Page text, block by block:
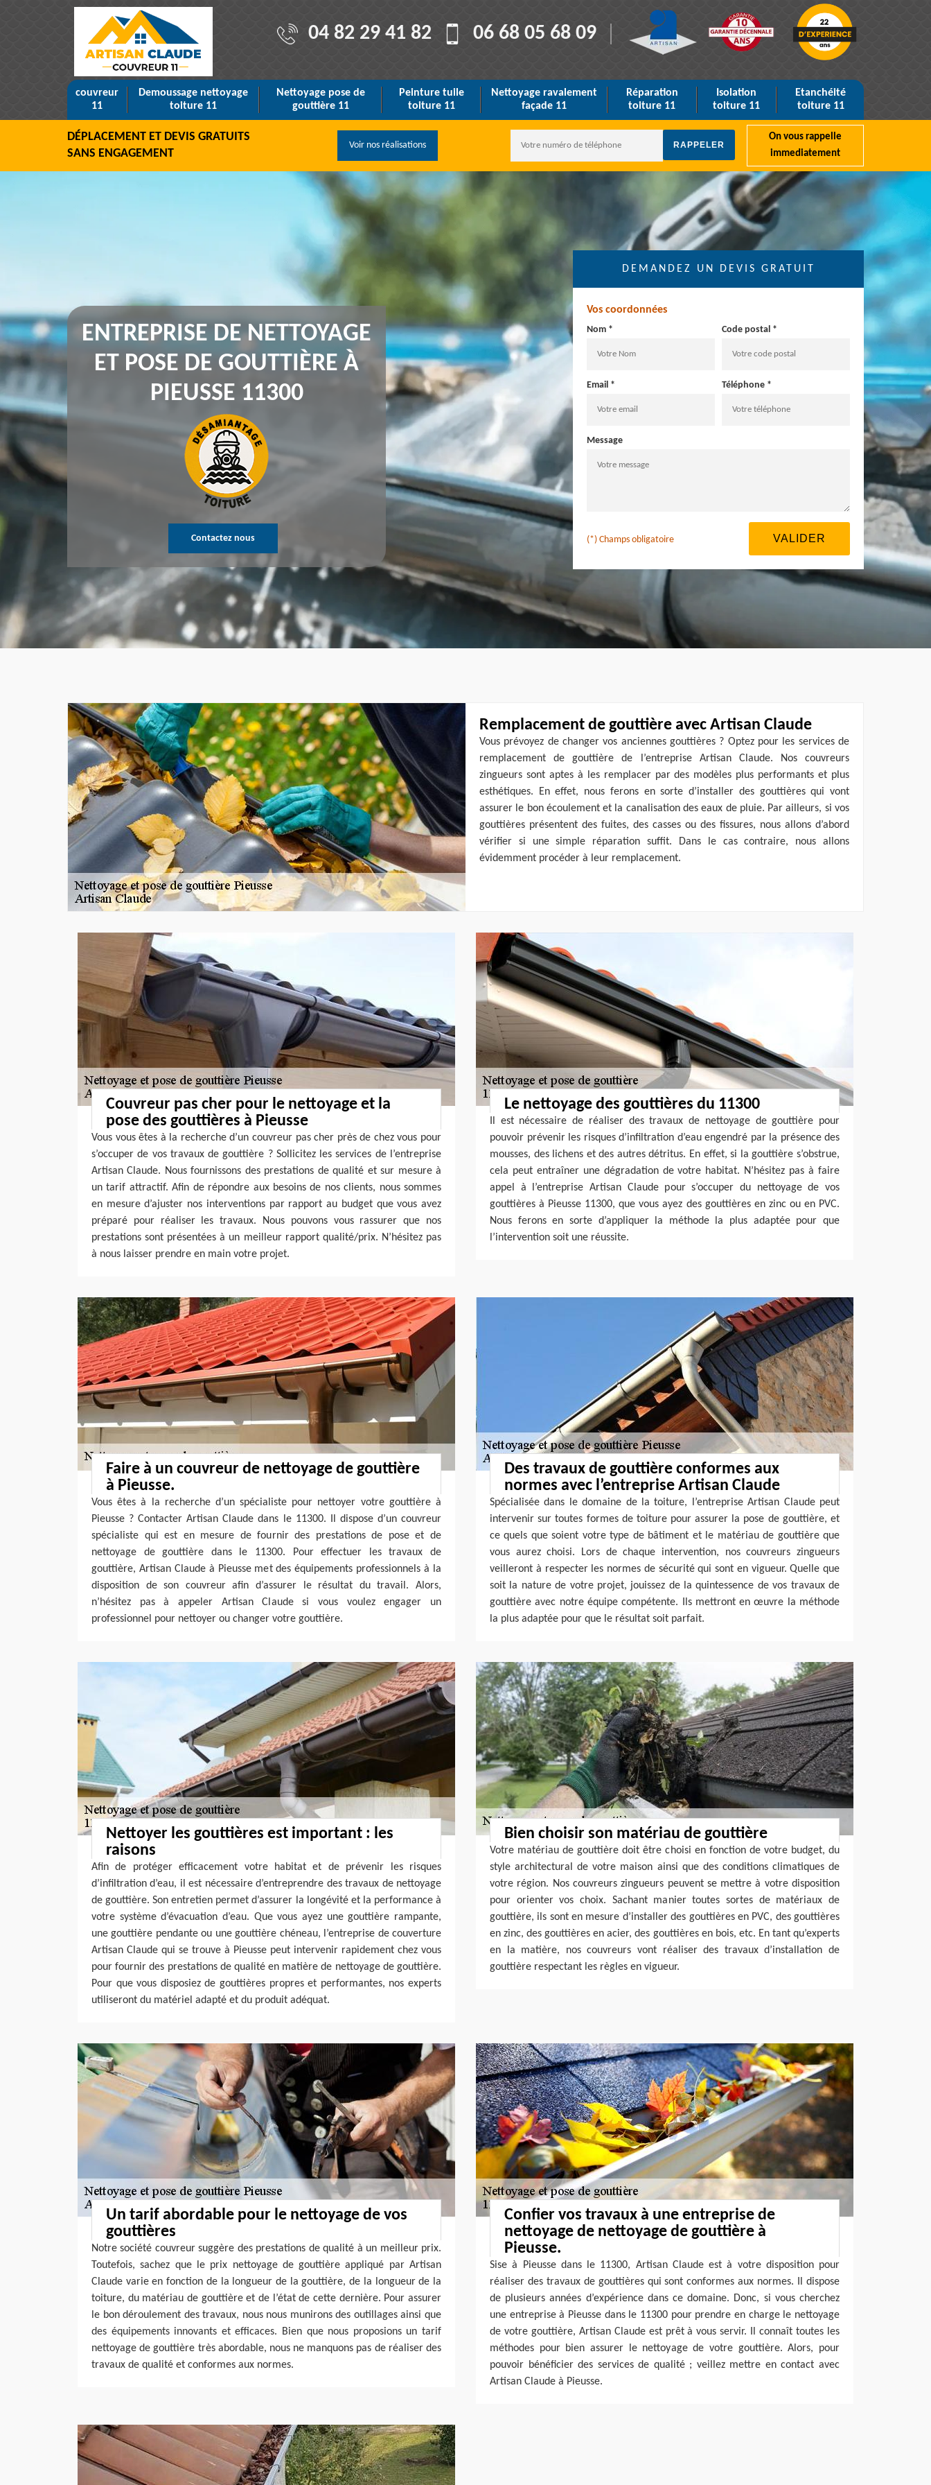
04 82 29 41 82 06 68 05 68 09
couvreur
11
Demoussage nettoyage
toiture 11
Nettoyage pose de
gouttière 11
Peinture tuile
toiture 11
Nettoyage ravalement
façade 11
Réparation
toiture 11
Isolation
toiture 11
Etanchéité
toiture 11
DÉPLACEMENT ET DEVIS GRATUITS
SANS ENGAGEMENT
Voir nos réalisations
On vous rappelle
immediatement
ENTREPRISE DE NETTOYAGE
ET POSE DE GOUTTIÈRE À
PIEUSSE 11300
Contactez nous
DEMANDEZ UN DEVIS GRATUIT
Vos coordonnées
Nom * Code postal *
Email * Téléphone *
Message
(*) Champs obligatoire
Remplacement de gouttière avec Artisan Claude
Vous prévoyez de changer vos anciennes gouttières ? Optez pour les services de
remplacement de gouttière de l’entreprise Artisan Claude. Nos couvreurs
zingueurs sont aptes à les remplacer par des modèles plus performants et plus
esthétiques. En effet, nous ferons en sorte d’installer des gouttières qui vont
assurer le bon écoulement et la canalisation des eaux de pluie. Par ailleurs, si vos
gouttières présentent des fuites, des casses ou des fissures, nous allons d’abord
vérifier si une simple réparation suffit. Dans le cas contraire, nous allons
évidemment procéder à leur remplacement.
Couvreur pas cher pour le nettoyage et la
pose des gouttières à Pieusse
Vous vous êtes à la recherche d’un couvreur pas cher près de chez vous pour
s’occuper de vos travaux de gouttière ? Sollicitez les services de l’entreprise
Artisan Claude. Nous fournissons des prestations de qualité et sur mesure à
un tarif attractif. Afin de répondre aux besoins de nos clients, nous sommes
en mesure d’ajuster nos interventions par rapport au budget que vous avez
préparé pour réaliser les travaux. Nous pouvons vous rassurer que nos
prestations sont présentées à un meilleur rapport qualité/prix. N’hésitez pas
à nous laisser prendre en main votre projet.
Le nettoyage des gouttières du 11300
Il est nécessaire de réaliser des travaux de nettoyage de gouttière pour
pouvoir prévenir les risques d’infiltration d’eau engendré par la présence des
mousses, des lichens et des autres détritus. En effet, si la gouttière s’obstrue,
cela peut entraîner une dégradation de votre habitat. N’hésitez pas à faire
appel à l’entreprise Artisan Claude pour s’occuper du nettoyage de vos
gouttières à Pieusse 11300, que vous ayez des gouttières en zinc ou en PVC.
Nous ferons en sorte d’appliquer la méthode la plus adaptée pour que
l’intervention soit une réussite.
Faire à un couvreur de nettoyage de gouttière
à Pieusse.
Vous êtes à la recherche d’un spécialiste pour nettoyer votre gouttière à
Pieusse ? Contacter Artisan Claude dans le 11300. Il dispose d’un couvreur
spécialiste qui est en mesure de fournir des prestations de pose et de
nettoyage de gouttière dans le 11300. Pour effectuer les travaux de
gouttière, Artisan Claude à Pieusse met des équipements professionnels à la
disposition de son couvreur afin d’assurer le résultat du travail. Alors,
n’hésitez pas à appeler Artisan Claude si vous voulez engager un
professionnel pour nettoyer ou changer votre gouttière.
Des travaux de gouttière conformes aux
normes avec l’entreprise Artisan Claude
Spécialisée dans le domaine de la toiture, l’entreprise Artisan Claude peut
intervenir sur toutes formes de toiture pour assurer la pose de gouttière, et
ce quels que soient votre type de bâtiment et le matériau de gouttière que
vous aurez choisi. Lors de chaque intervention, nos couvreurs zingueurs
veilleront à respecter les normes de sécurité qui sont en vigueur. Quelle que
soit la nature de votre projet, jouissez de la quintessence de vos travaux de
gouttière avec notre équipe compétente. Ils mettront en œuvre la méthode
la plus adaptée pour que le résultat soit parfait.
Nettoyer les gouttières est important : les
raisons
Afin de protéger efficacement votre habitat et de prévenir les risques
d’infiltration d’eau, il est nécessaire d’entreprendre des travaux de nettoyage
de gouttière. Son entretien permet d’assurer la longévité et la performance à
votre système d’évacuation d’eau. Que vous ayez une gouttière rampante,
une gouttière pendante ou une gouttière chéneau, l’entreprise de couverture
Artisan Claude qui se trouve à Pieusse peut intervenir rapidement chez vous
pour fournir des prestations de qualité en matière de nettoyage de gouttière.
Pour que vous disposiez de gouttières propres et performantes, nos experts
utiliseront du matériel adapté et du produit adéquat.
Bien choisir son matériau de gouttière
Votre matériau de gouttière doit être choisi en fonction de votre budget, du
style architectural de votre maison ainsi que des conditions climatiques de
votre région. Nos couvreurs zingueurs peuvent se mettre à votre disposition
pour orienter vos choix. Sachant manier toutes sortes de matériaux de
gouttière, ils sont en mesure d’installer des gouttières en PVC, des gouttières
en zinc, des gouttières en acier, des gouttières en bois, etc. En tant qu’experts
en la matière, nos couvreurs vont réaliser des travaux d’installation de
gouttière respectant les règles en vigueur.
Un tarif abordable pour le nettoyage de vos
gouttières
Notre société couvreur suggère des prestations de qualité à un meilleur prix.
Toutefois, sachez que le prix nettoyage de gouttière appliqué par Artisan
Claude varie en fonction de la longueur de la gouttière, de la longueur de la
toiture, du matériau de gouttière et de l’état de cette dernière. Pour assurer
le bon déroulement des travaux, nous nous munirons des outillages ainsi que
des équipements innovants et efficaces. Bien que nous proposions un tarif
nettoyage de gouttière très abordable, nous ne manquons pas de réaliser des
travaux de qualité et conformes aux normes.
Confier vos travaux à une entreprise de
nettoyage de nettoyage de gouttière à
Pieusse.
Sise à Pieusse dans le 11300, Artisan Claude est à votre disposition pour
réaliser des travaux de gouttières qui sont conformes aux normes. Il dispose
de plusieurs années d’expérience dans ce domaine. Donc, si vous cherchez
une entreprise à Pieusse dans le 11300 pour prendre en charge le nettoyage
de votre gouttière, Artisan Claude est prêt à vous servir. Il connaît toutes les
méthodes pour bien assurer le nettoyage de votre gouttière. Alors, pour
pouvoir bénéficier des services de qualité ; veillez mettre en contact avec
Artisan Claude à Pieusse.